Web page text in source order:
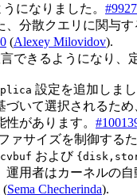
になりました。
分散クエリに関与
(Alexey Milovidov).
できるようになり、
設定を追加しま
いて選択されるため
があります。
ァサイズを制御する
および
用者はカーネルの
(Sema Checherinda).